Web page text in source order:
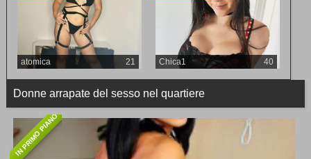
atomica 21 Chica1 40
Donne arrapate del sesso nel quartiere
IN PRIMO PIANO